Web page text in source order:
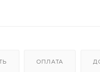
ОПЛАТА